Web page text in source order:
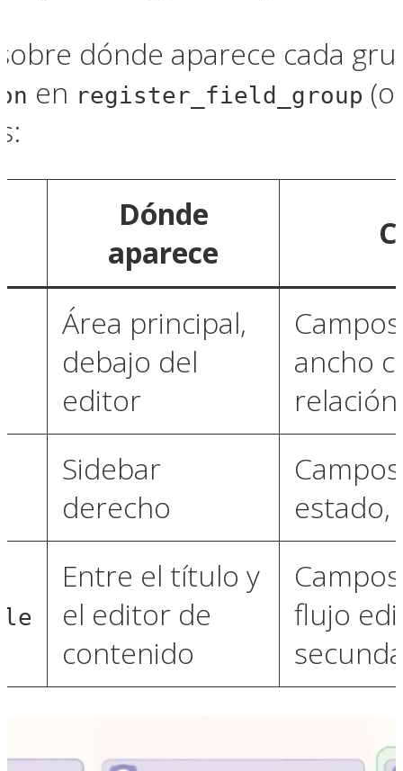
dónde aparece cada
en register_field_group
Dónde
aparece
Área principal,
debajo del
editor
ancho
Sidebar
derecho
estado,
Entre el título y
el editor de
contenido
flujo